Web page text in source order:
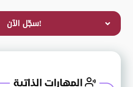
!سجّل الآن